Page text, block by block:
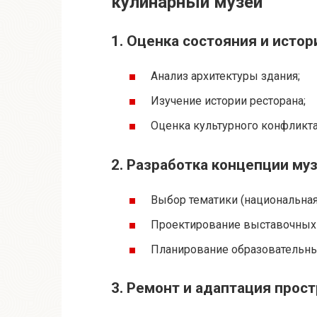
1. Оценка состояния и
Анализ архитектуры здания;
Изучение истории ресторана;
Оценка культурного
2. Разработка концепции
Выбор тематики
Проектирование
Планирование
3. Ремонт и адаптация